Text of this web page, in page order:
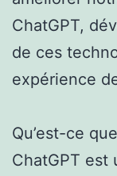
ChatGPT,
de ces
expérience
Qu’est-ce
ChatGPT est